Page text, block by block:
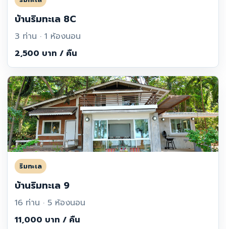
บ้านริมทะเล 8C
3 ท่าน · 1 ห้องนอน
2,500 บาท / คืน
ริมทะเล
บ้านริมทะเล 9
16 ท่าน · 5 ห้องนอน
11,000 บาท / คืน